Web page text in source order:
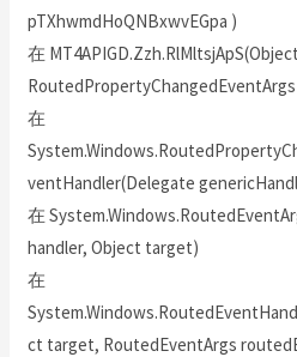
pTXhwmdHoQNBxwvEGpa )
在
在
ventHandler(Delegate
在
handler, Object target)
在
ct target, RoutedEventArgs